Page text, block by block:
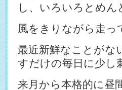
し、いろいろとめ
風をきりながら走っ
最近新鮮なことがな
すだけの毎日に少し
来月から本格的に昼